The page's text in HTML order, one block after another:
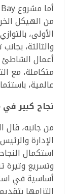
الأولى،
والثالثة،
أعمال الشاطئ
متكاملة، مع
عالمية،
نجاح كبير في 2025
من جانبه،
الإدارة
وتسريع وتيرة
أساسية في